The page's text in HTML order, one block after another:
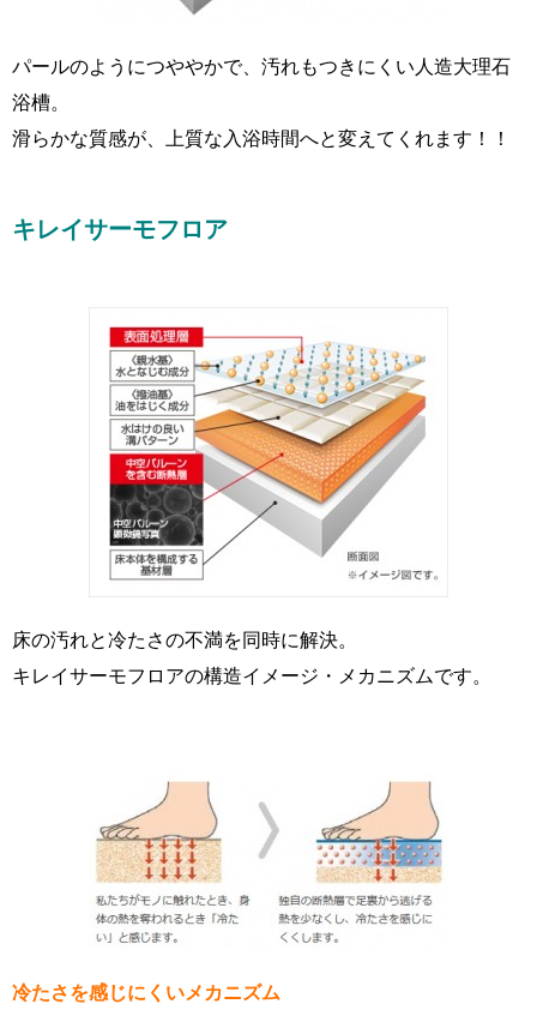
パールのようにつややかで、汚れもつきにくい人造大理石
浴槽。
滑らかな質感が、上質な入浴時間へと変えてくれます！！
キレイサーモフロア
床の汚れと冷たさの不満を同時に解決。
キレイサーモフロアの構造イメージ・メカニズムです。
冷たさを感じにくいメカニズム